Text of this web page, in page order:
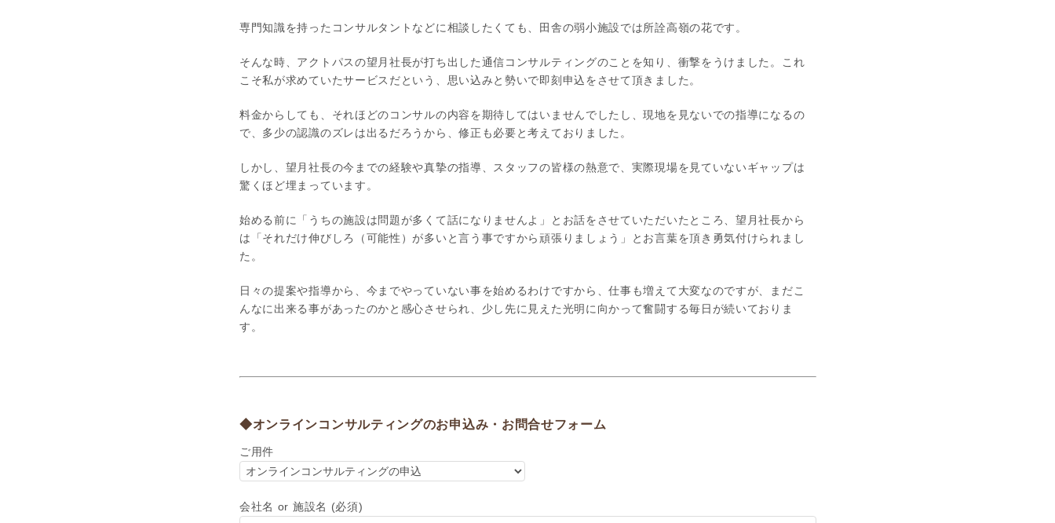
専門知識を持ったコンサルタントなどに相談したくても、田舎の弱小施設では所詮高嶺の花です。
そんな時、アクトパスの望月社長が打ち出した通信コンサルティングのことを知り、衝撃をうけました。これ
こそ私が求めていたサービスだという、思い込みと勢いで即刻申込をさせて頂きました。
料金からしても、それほどのコンサルの内容を期待してはいませんでしたし、現地を見ないでの指導になるの
で、多少の認識のズレは出るだろうから、修正も必要と考えておりました。
しかし、望月社長の今までの経験や真摯の指導、スタッフの皆様の熱意で、実際現場を見ていないギャップは
驚くほど埋まっています。
始める前に「うちの施設は問題が多くて話になりませんよ」とお話をさせていただいたところ、望月社長から
は「それだけ伸びしろ（可能性）が多いと言う事ですから頑張りましょう」とお言葉を頂き勇気付けられまし
た。
日々の提案や指導から、今までやっていない事を始めるわけですから、仕事も増えて大変なのですが、まだこ
んなに出来る事があったのかと感心させられ、少し先に見えた光明に向かって奮闘する毎日が続いておりま
す。
◆オンラインコンサルティングのお申込み・お問合せフォーム
ご用件
会社名 or 施設名 (必須)